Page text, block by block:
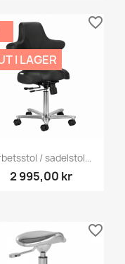
/ sadelstol...
2 995,00 kr
I LAGER
favorite_border
favorite_border